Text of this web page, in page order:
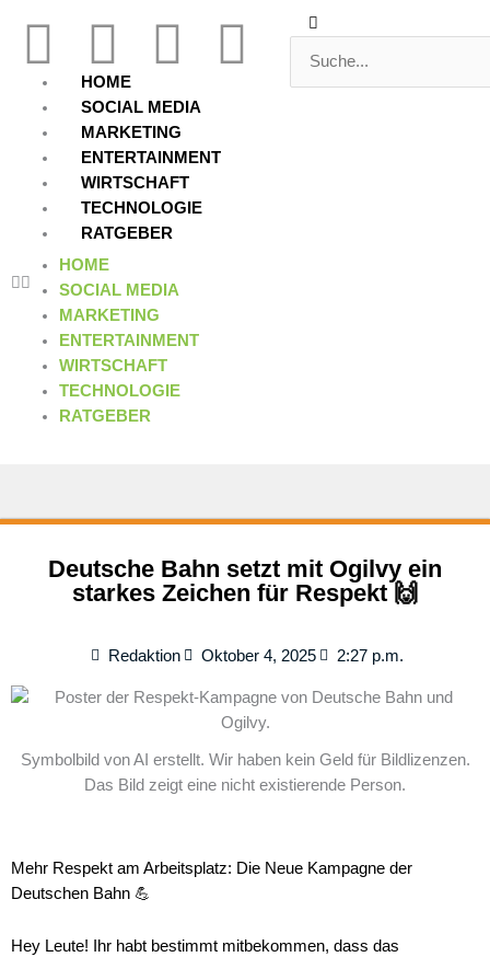
springen
F
a
c
e
b
o
o
k
T
w
i
t
t
e
r
Y
o
u
t
b
e
L
Suche
HOME
SOCIAL MEDIA
MARKETING
ENTERTAINMENT
WIRTSCHAFT
TECHNOLOGIE
RATGEBER
HOME
SOCIAL MEDIA
MARKETING
ENTERTAINMENT
WIRTSCHAFT
TECHNOLOGIE
RATGEBER
Deutsche Bahn setzt mit Ogilvy ein
starkes Zeichen für Respekt 🙌
Redaktion Oktober 4, 2025 2:27 p.m.
Symbolbild von AI erstellt. Wir haben kein Geld für Bildlizenzen.
Das Bild zeigt eine nicht existierende Person.
Mehr Respekt am Arbeitsplatz: Die Neue Kampagne der
Deutschen Bahn 💪
Hey Leute! Ihr habt bestimmt mitbekommen, dass das